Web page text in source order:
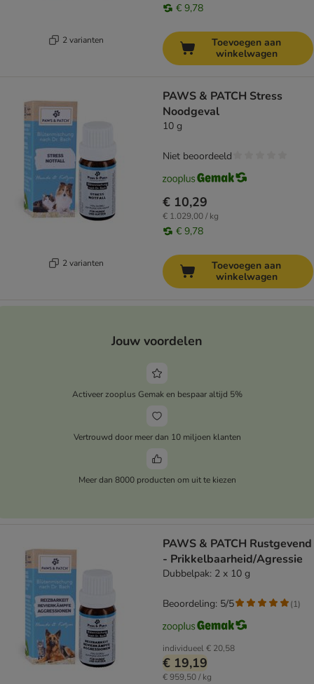
2 varianten
€ 9,78
Toevoegen aan
winkelwagen
2 varianten
PAWS & PATCH Stress
Noodgeval
10 g
€ 10,29
€ 1.029,00 / kg
€ 9,78
Niet beoordeeld
Toevoegen aan
winkelwagen
Jouw voordelen
Activeer zooplus Gemak en bespaar altijd 5%
Vertrouwd door meer dan 10 miljoen klanten
Meer dan 8000 producten om uit te kiezen
PAWS & PATCH Rustgevend
- Prikkelbaarheid/Agressie
Dubbelpak: 2 x 10 g
individueel€ 20,58
€ 19,19
€ 959,50 / kg
Beoordeling: 5/5 (1)